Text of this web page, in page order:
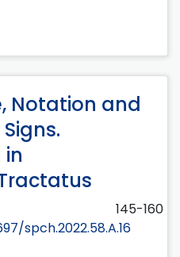
Notation and
145-160
spch.2022.58.A.16